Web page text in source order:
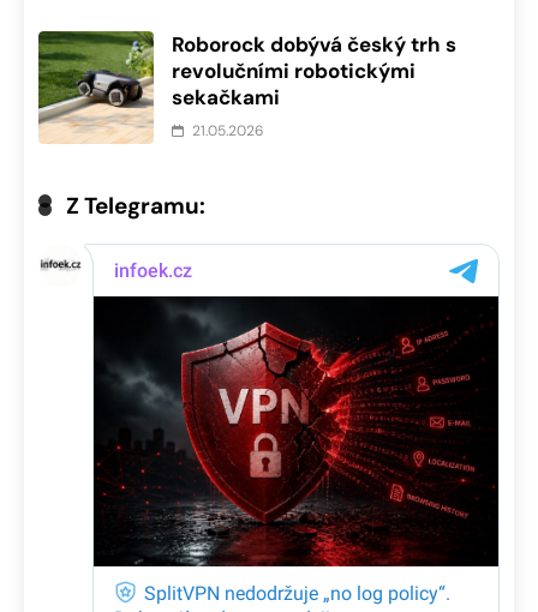
Roborock dobývá český trh s
revolučními robotickými
sekačkami
21.05.2026
Z Telegramu: